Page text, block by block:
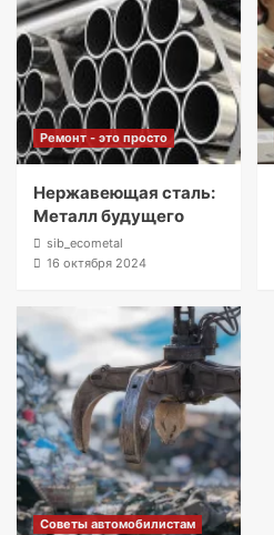
Ремонт - это просто
Нержавеющая сталь:
Металл будущего
sib_ecometal
16 октября 2024
Советы автомобилистам